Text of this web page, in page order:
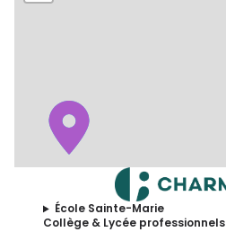
École Sainte-Marie
Collège & Lycée professionnels